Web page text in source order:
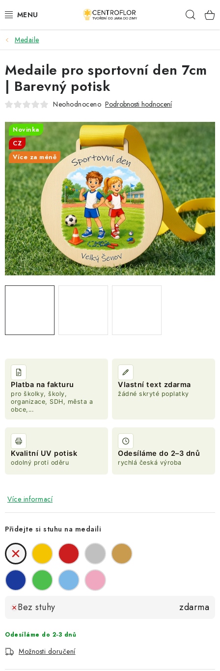
na
SEZÓNNÍ TVOŘENÍ
DŘEVĚNÉ VÝROBKY
MEDAILE
VŠE PRO TVOŘENÍ
KVĚTINY A LISTY
SVATBA
NOVINKY
TIPY NA TVOŘENÍ
Dopravné Kontaktujte nás
O nás - kdo jsme?
Medaile
Platba na fakturu
pro školky, školy,
organizace, SDH, města a
obce,...
Vlastní text zdarma
žádné skryté poplatky
Kvalitní UV potisk
odolný proti oděru
Odesíláme do 2–3 dnů
rychlá česká výroba
Více informací
Přidejte si stuhu na medaili
Bez stuhy zdarma
Odesíláme do 2-3 dnů
Možnosti doručení
Medaile pro sportovní den 7cm
| Barevný potisk
Neohodnoceno Podrobnosti hodnocení
Novinka
CZ
Více za méně